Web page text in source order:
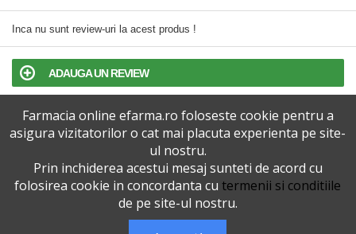
Inca nu sunt review-uri la acest produs !
ADAUGA UN REVIEW
TERMENI SI CONDITII
POLITICA DE CONFIDENTIALITATE
VERSIUNEA DESKTOP
Farmacia online efarma.ro foloseste cookie pentru a
asigura vizitatorilor o cat mai placuta experienta pe site-
ul nostru.
Prin inchiderea acestui mesaj sunteti de acord cu
folosirea cookie in concordanta cu termenii si conditiile
de pe site-ul nostru.